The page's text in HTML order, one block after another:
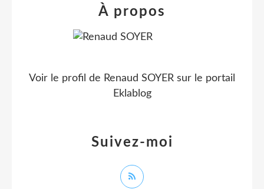
Suivez-moi
À propos
Voir le profil de Renaud SOYER sur le portail
Eklablog